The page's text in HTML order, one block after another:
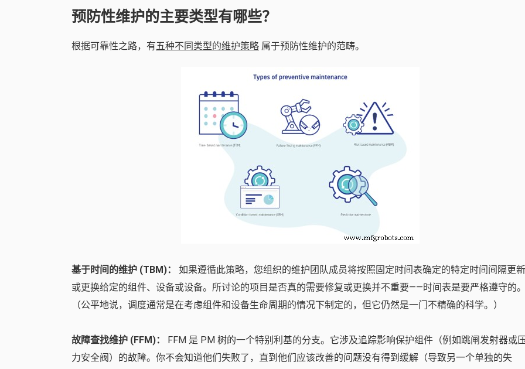
预防性维护的主要类型有哪些？
根据可靠性之路，有五种不同类型的维护策略 属于预防性维护的范畴。
基于时间的维护 (TBM)：
如果遵循此策略，您组织的维护团队成员将按照固定时间表确定的特定时间间隔更新
或更换给定的组件、设备或设备。所讨论的项目是否真的需要修复或更换并不重要——时间表是要严格遵守的
（公平地说，调度通常是在考虑组件和设备生命周期的情况下制定的，但它仍然是一门不精确的科学。）
故障查找维护 (FFM)：
FFM 是 PM 树的一个特别利基的分支。它涉及追踪影响保护组件（例如跳闸发射器或
力安全阀）的故障。你不会知道他们失败了，直到他们应该改善的问题没有得到缓解（导致另一个单独的失